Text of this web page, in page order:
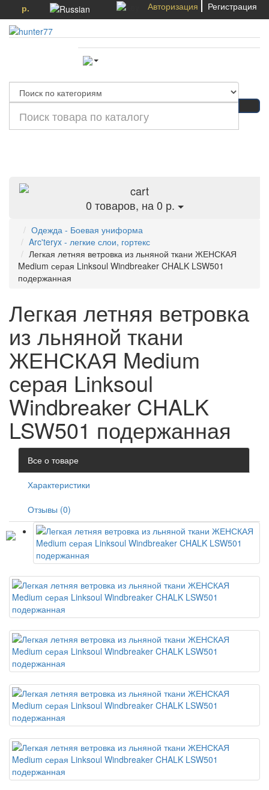
р. Авторизация Регистрация
0 товаров, на 0 р.
Одежда - Боевая униформа
Arc'teryx - легкие слои, гортекс
Легкая летняя ветровка из льняной ткани ЖЕНСКАЯ
Medium серая Linksoul Windbreaker CHALK LSW501
подержанная
Легкая летняя ветровка
из льняной ткани
ЖЕНСКАЯ Medium
серая Linksoul
Windbreaker CHALK
LSW501 подержанная
Все о товаре
Характеристики
Отзывы (0)